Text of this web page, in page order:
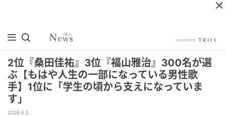
2位『桑田佳祐』3位『福山雅治』300名が選
ぶ【もはや人生の一部になっている男性歌
手】1位に「学生の頃から支えになっていま
す」
2026.6.5